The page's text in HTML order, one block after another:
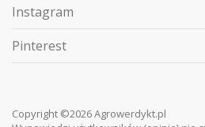
Instagram
Pinterest
Copyright ©2026 Agrowerdykt.pl